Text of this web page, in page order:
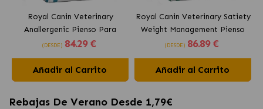
Royal Canin Veterinary
Anallergenic Pienso Para
Perros Adultos
(DESDE) 84.29 €
Añadir al Carrito
Royal Canin Veterinary Satiety
Weight Management Pienso
Para Perros Adultos
(DESDE) 86.89 €
Añadir al Carrito
Rebajas De Verano Desde 1,79€